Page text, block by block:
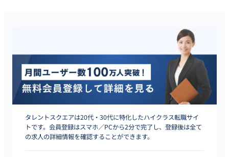
タレントスクエアは20代・30代に特化したハイクラス転職サイ
トです。会員登録はスマホ／PCから2分で完了し、登録後は全て
の求人の詳細情報を確認することができます。